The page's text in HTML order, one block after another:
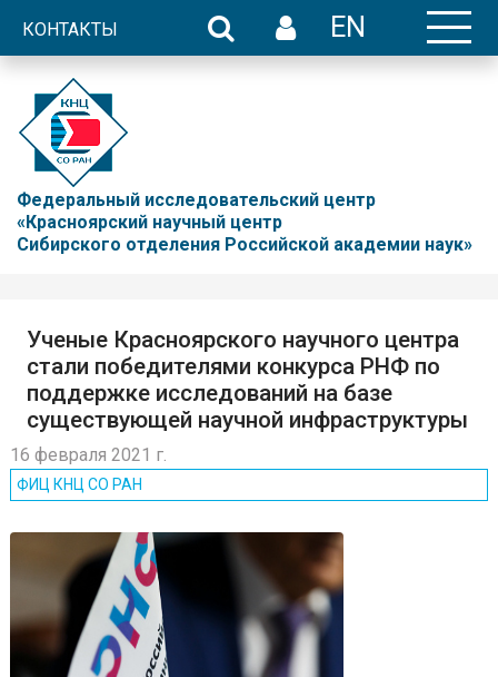
КОНТАКТЫ EN
Федеральный исследовательский центр
«Красноярский научный центр
Сибирского отделения Российской академии наук»
Ученые Красноярского научного центра
стали победителями конкурса РНФ по
поддержке исследований на базе
существующей научной инфраструктуры
16 февраля 2021 г.
ФИЦ КНЦ CO РАН